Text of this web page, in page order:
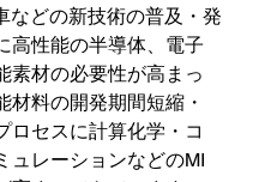
などの新技術の普及・発
高性能の半導体、電子
素材の必要性が高まっ
材料の開発期間短縮・
ロセスに計算化学・コ
ュレーションなどのMI